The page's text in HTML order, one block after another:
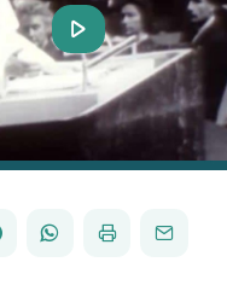
Play
Video
FACEBOOK
PARTAGER
WHATSAPP
IMPRIMERENVOYER
PAR
EMAIL